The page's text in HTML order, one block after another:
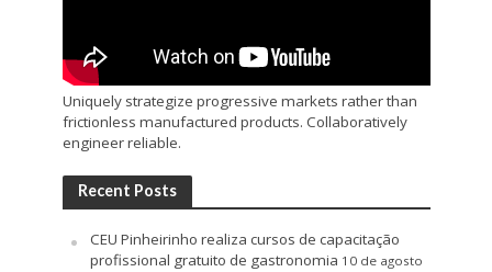
Uniquely strategize progressive markets rather than
frictionless manufactured products. Collaboratively
engineer reliable.
Recent Posts
CEU Pinheirinho realiza cursos de capacitação
profissional gratuito de gastronomia 10 de agosto